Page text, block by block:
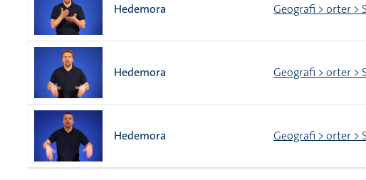
Hedemora Geografi > orter >
Hedemora Geografi > orter >
Hedemora Geografi > orter >